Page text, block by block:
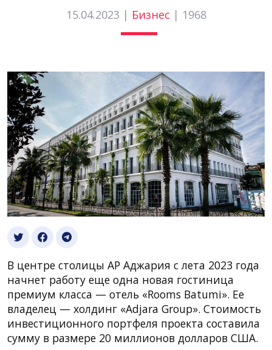
15.04.2023 | Бизнес | 1968
В центре столицы АР Аджария с лета 2023 года
начнет работу еще одна новая гостиница
премиум класса — отель «Rooms Batumi». Ее
владелец — холдинг «Adjara Group». Стоимость
инвестиционного портфеля проекта составила
сумму в размере 20 миллионов долларов США.